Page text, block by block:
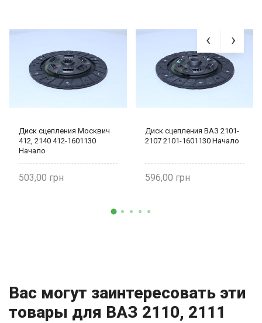
Диск сцепления Москвич
412, 2140 412-1601130
Начало
503,00
Диск сцепления ВАЗ 2101-
2107 2101-1601130 Начало
596,00
Вас могут заинтересовать эти
товары для ВАЗ 2110, 2111